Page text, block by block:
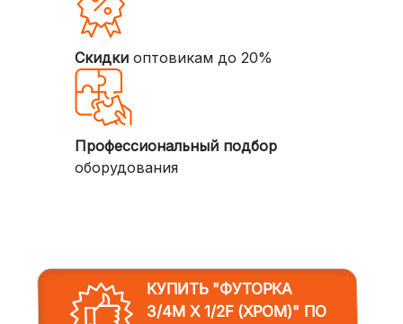
Скидкиоптовикам до 20%
Профессиональный подбор
оборудования
КУПИТЬ "ФУТОРКА
3/4M X 1/2F (ХРОМ)" ПО